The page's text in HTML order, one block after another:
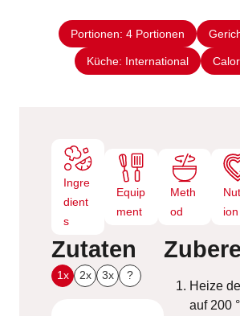
e
i
n
u
t
Portionen: 4 Portionen
Küche: International
Ingre
dient
s
Equip
ment
Meth
od
ion
Zutaten
1x 2x 3x ?
Heize
auf 200